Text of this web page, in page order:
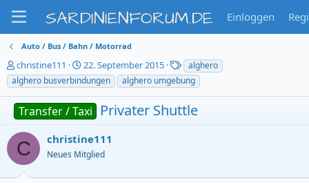
SARDINIENFORUM.DE Einloggen
Auto / Bus / Bahn / Motorrad
T
h
e
m
t
a
r
christine111
S
t
a
r
t
a
t
u
m
22. September 2015
T
a
g
alghero
alghero busverbindungen
alghero umgebung
Transfer / Taxi Privater Shuttle
C christine111
Neues Mitglied